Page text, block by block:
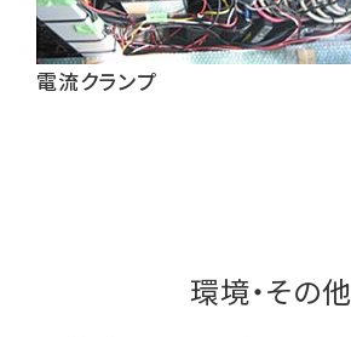
電流クランプ
環境・その他